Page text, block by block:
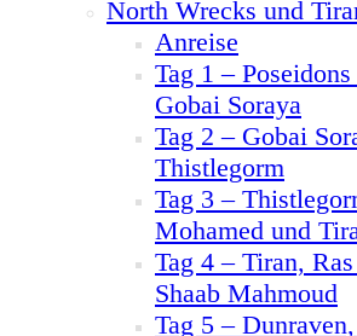
North Wrecks und
Anreise
Tag 1 –
Gobai Soraya
Tag 2 – Gobai
Thistlegorm
Tag 3 –
Mohamed und
Tag 4 – Tiran,
Shaab Mahmoud
Tag 5 –